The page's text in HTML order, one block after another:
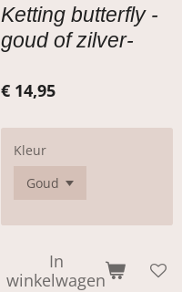
Ketting butterfly -
goud of zilver-
€ 14,95
Kleur
In
winkelwagen